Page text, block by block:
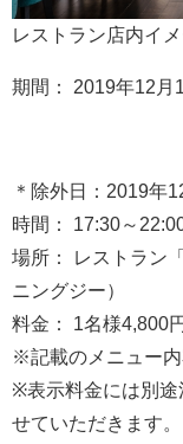
レストラン店内イ
期間： 2019年12月
＊除外日：2019年
時間： 17:30～
場所： レストラン
ニングジー）
料金： 1名様4,800円
※記載のメニュー内
※表示料金には別途
せていただきます。